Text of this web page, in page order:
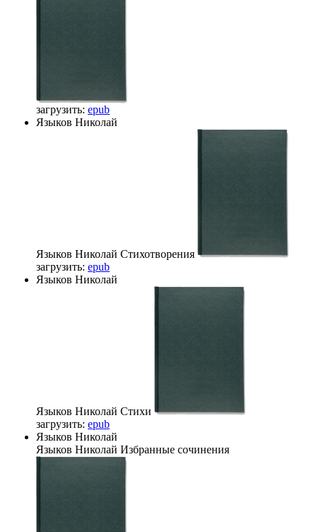
загрузить: epub
Языков Николай
Языков Николай Стихотворения
загрузить: epub
Языков Николай
Языков Николай Стихи
загрузить: epub
Языков Николай
Языков Николай Избранные сочинения